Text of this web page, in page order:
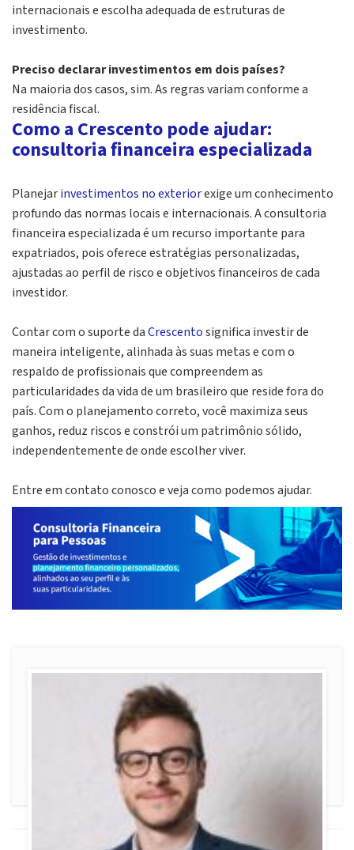
internacionais e escolha adequada de estruturas de
investimento.
Preciso declarar investimentos em dois países?
Na maioria dos casos, sim. As regras variam conforme a
residência fiscal.
Como a Crescento pode ajudar:
consultoria financeira especializada
Planejarinvestimentos no exteriorexige um conhecimento
profundo das normas locais e internacionais. A consultoria
financeira especializada é um recurso importante para
expatriados, pois oferece estratégias personalizadas,
ajustadas ao perfil de risco e objetivos financeiros de cada
investidor.
Contar com o suporte daCrescentosignifica investir de
maneira inteligente, alinhada às suas metas e com o
respaldo de profissionais que compreendem as
particularidades da vida de um brasileiro que reside fora do
país. Com o planejamento correto, você maximiza seus
ganhos, reduz riscos e constrói um patrimônio sólido,
independentemente de onde escolher viver.
Entre em contato conosco e veja como podemos ajudar.